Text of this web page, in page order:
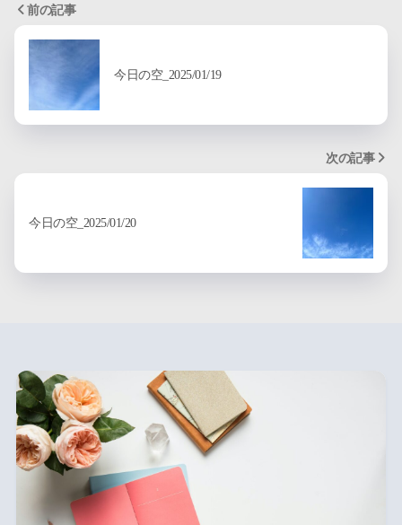
前の記事
今日の空_2025/01/19
次の記事
今日の空_2025/01/20